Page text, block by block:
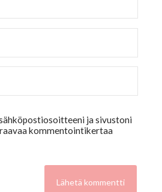
ja sivustoni
kommentointikertaa